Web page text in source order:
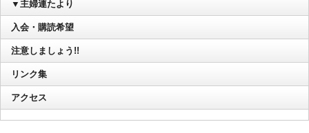
▼主婦連たより
入会・購読希望
注意しましょう!!
リンク集
アクセス